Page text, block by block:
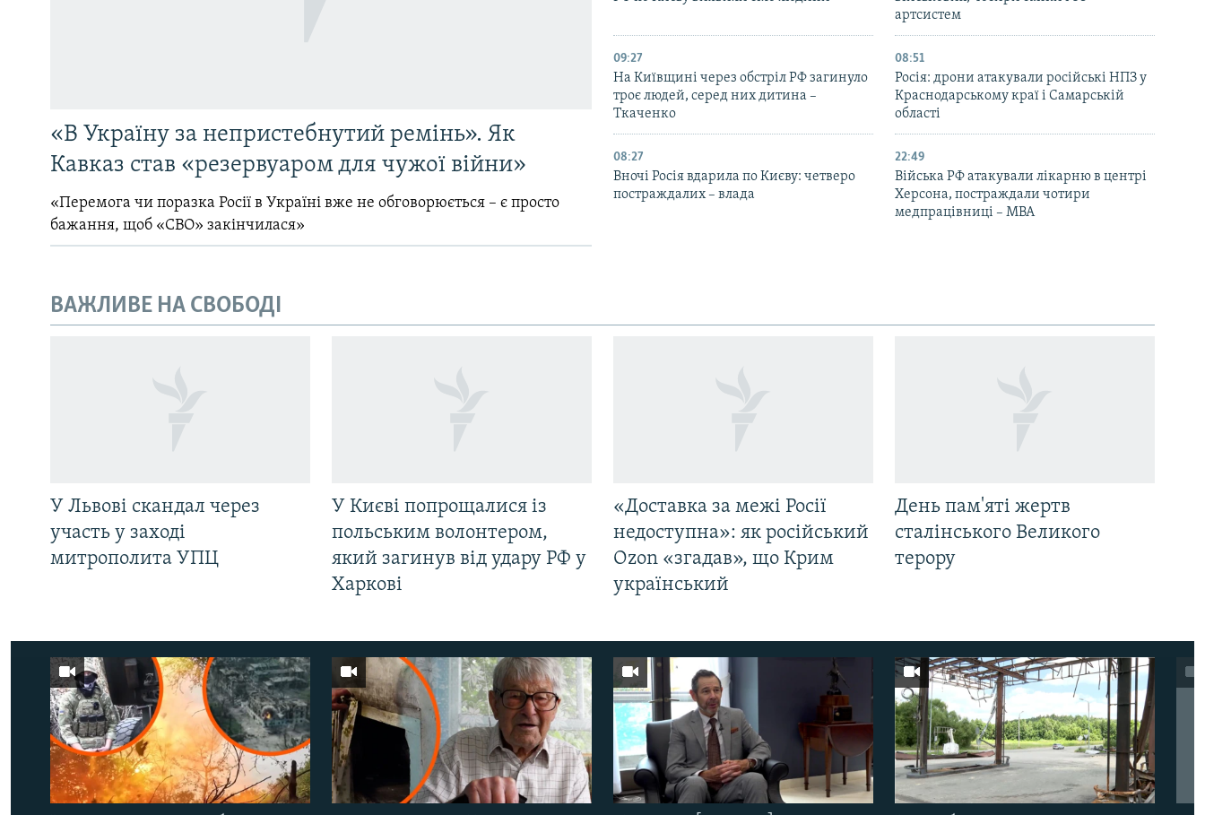
«В Україну за непристебнутий ремінь». Як
Кавказ став «резервуаром для чужої війни»
«Перемога чи поразка Росії в Україні вже не обговорюється – є просто
бажання, щоб «СВО» закінчилася»
артсистем
09:27
На Київщині через обстріл РФ загинуло
троє людей, серед них дитина –
Ткаченко
08:51
Росія: дрони атакували російські НПЗ у
Краснодарському краї і Самарській
області
08:27
Вночі Росія вдарила по Києву: четверо
постраждалих – влада
22:49
Війська РФ атакували лікарню в центрі
Херсона, постраждали чотири
медпрацівниці – МВА
ВАЖЛИВЕ НА СВОБОДІ
У Львові скандал через
участь у заході
митрополита УПЦ
У Києві попрощалися із
польським волонтером,
який загинув від удару РФ у
Харкові
«Доставка за межі Росії
недоступна»: як російський
Ozon «згадав», що Крим
український
День пам'яті жертв
сталінського Великого
терору